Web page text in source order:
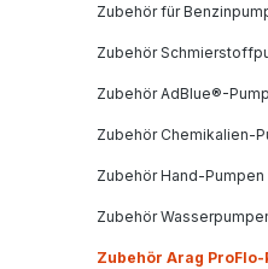
Zubehör für
Zubehör
Zubehör AdBlue®-
Zubehör Chemikalien-
Zubehör Hand-Pumpen
Zubehör
Zubehör Arag ProFlo-